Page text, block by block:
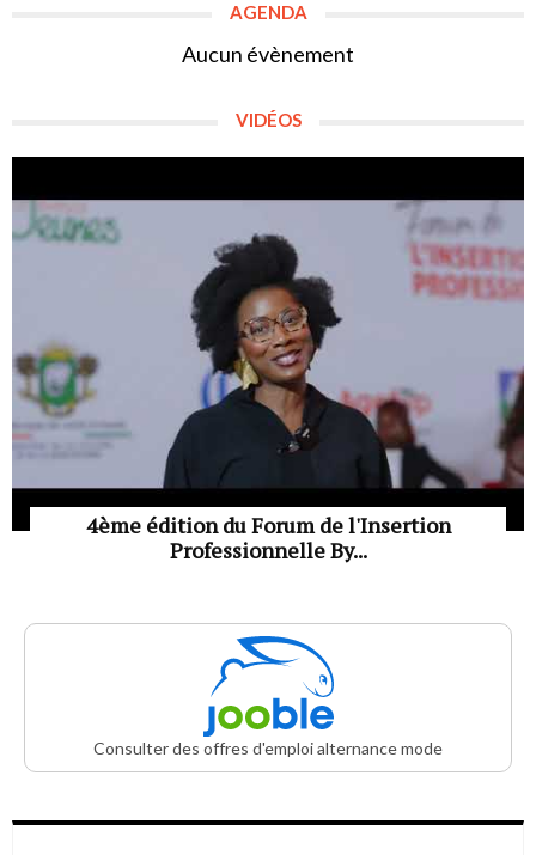
AGENDA
Aucun évènement
VIDÉOS
4ème édition du Forum de l'Insertion
Professionnelle By...
Consulter des offres d'emploi alternance mode